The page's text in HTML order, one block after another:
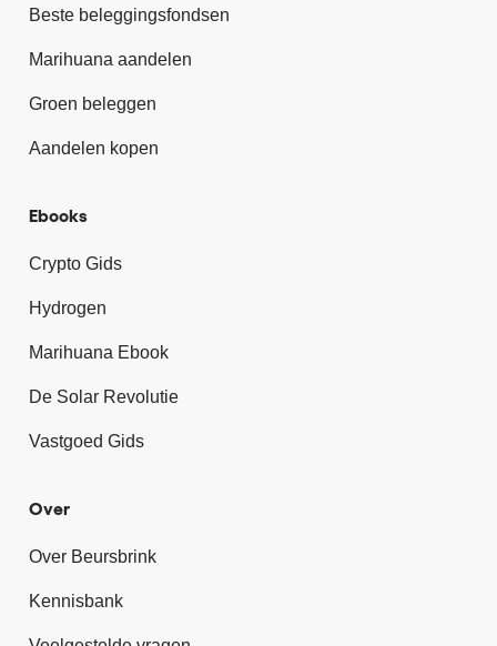
Beste beleggingsfondsen
Marihuana aandelen
Groen beleggen
Aandelen kopen
Ebooks
Crypto Gids
Hydrogen
Marihuana Ebook
De Solar Revolutie
Vastgoed Gids
Over
Over Beursbrink
Kennisbank